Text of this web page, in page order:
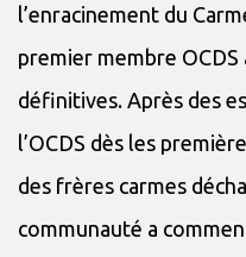
l’enracinement du
premier membre
définitives. Après des
l’OCDS dès les
des frères carmes
communauté a